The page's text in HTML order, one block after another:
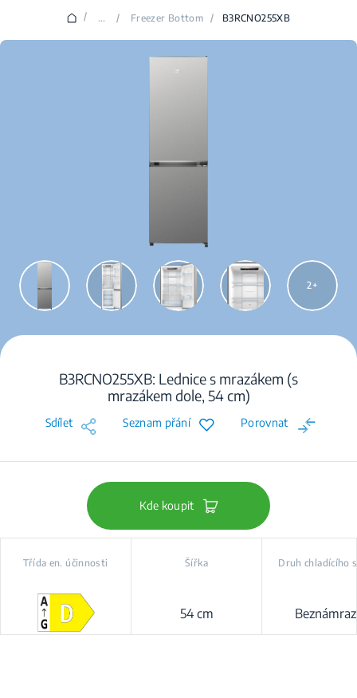
/ ... / Freezer Bottom / B3RCNO255XB
2
B3RCNO255XB: Lednice s mrazákem (s
mrazákem dole, 54 cm)
Sdílet Seznam přání Porovnat
Kde koupit
Třída en. účinnosti Šířka
54 cm
Druh chladícího